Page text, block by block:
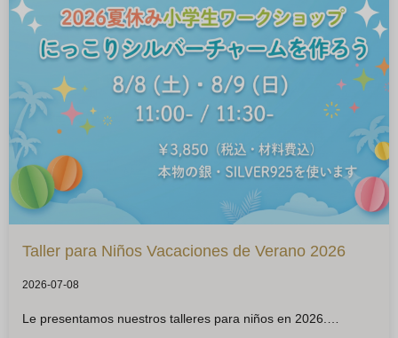
Taller para Niños Vacaciones de Verano 2026
2026-07-08
Le presentamos nuestros talleres para niños en 2026.